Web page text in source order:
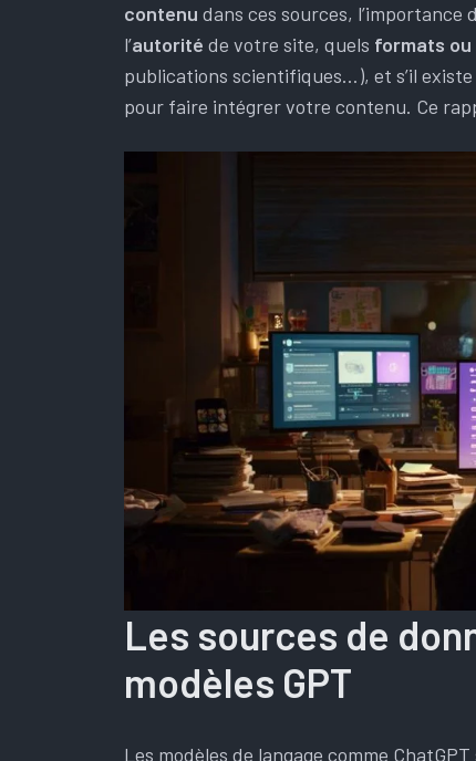
contenu dans ces sources, l’importance
l’autorité de votre site, quels formats
publications scientifiques…), et s’il existe
pour faire intégrer votre contenu. Ce
Les sources de
modèles GPT
Les modèles de langage comme